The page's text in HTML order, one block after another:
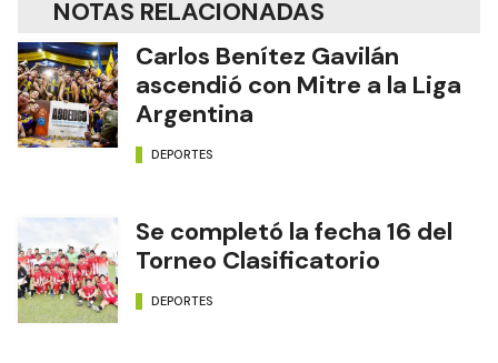
NOTAS RELACIONADAS
Carlos Benítez Gavilán
ascendió con Mitre a la Liga
Argentina
DEPORTES
Se completó la fecha 16 del
Torneo Clasificatorio
DEPORTES